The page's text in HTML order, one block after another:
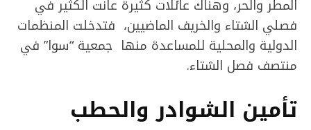
المطر والحر، وهناك عائلات كثيرة عانت الكثير في
فصلي الشتاء والخريف الماضيين، فتدخلت المنظمات
الدولية والمحلية للمساعدة منها جمعية “سوا” في
منتصف فصل الشتاء.
تأمين الشوادر والحطب